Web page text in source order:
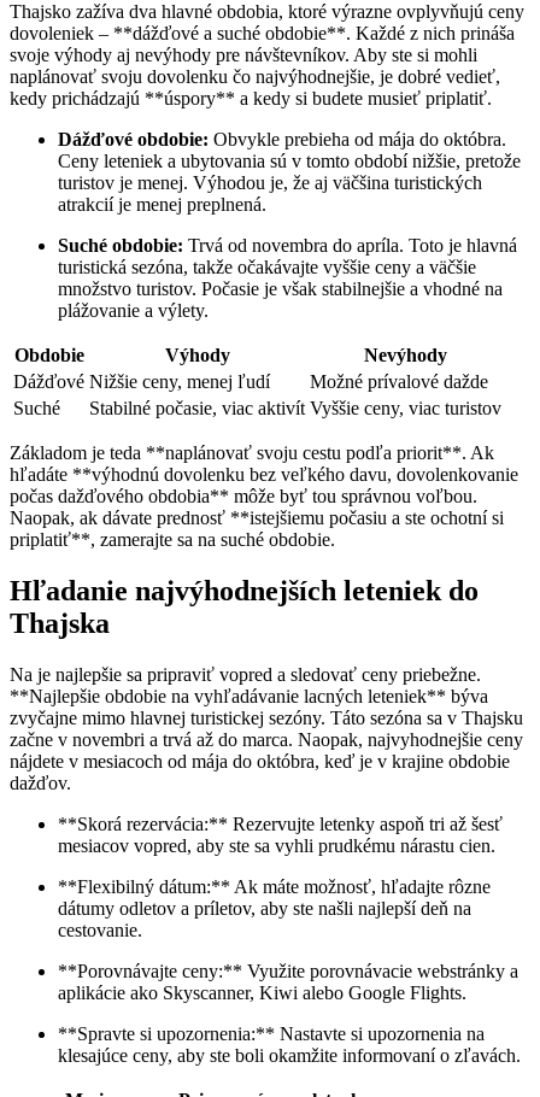
Thajsko zažíva dva hlavné obdobia, ktoré výrazne ovplyvňujú ceny
dovoleniek – **dážďové a suché obdobie**. Každé z nich prináša
svoje výhody aj nevýhody pre návštevníkov. Aby ste si mohli
naplánovať svoju dovolenku čo najvýhodnejšie, je dobré vedieť,
kedy prichádzajú **úspory** a kedy si budete musieť priplatiť.
Dážďové obdobie: Obvykle prebieha od mája do októbra.
Ceny leteniek a ubytovania sú v tomto období nižšie, pretože
turistov je menej. Výhodou je, že aj väčšina turistických
atrakcií je menej preplnená.
Suché obdobie: Trvá od novembra do apríla. Toto je hlavná
turistická sezóna, takže očakávajte vyššie ceny a väčšie
množstvo turistov. Počasie je však stabilnejšie a vhodné na
plážovanie a výlety.
Obdobie Výhody
Nevýhody
Dážďové Nižšie ceny, menej ľudí
Možné prívalové dažde
Suché
Stabilné počasie, viac aktivít Vyššie ceny, viac turistov
Základom je teda **naplánovať svoju cestu podľa priorit**. Ak
hľadáte **výhodnú dovolenku bez veľkého davu, dovolenkovanie
počas dažďového obdobia** môže byť tou správnou voľbou.
Naopak, ak dávate prednosť **istejšiemu počasiu a ste ochotní si
priplatiť**, zamerajte sa na suché obdobie.
Hľadanie najvýhodnejších leteniek do
Thajska
Na je najlepšie sa pripraviť vopred a sledovať ceny priebežne.
**Najlepšie obdobie na vyhľadávanie lacných leteniek** býva
zvyčajne mimo hlavnej turistickej sezóny. Táto sezóna sa v Thajsku
začne v novembri a trvá až do marca. Naopak, najvyhodnejšie ceny
nájdete v mesiacoch od mája do októbra, keď je v krajine obdobie
dažďov.
**Skorá rezervácia:** Rezervujte letenky aspoň tri až šesť
mesiacov vopred, aby ste sa vyhli prudkému nárastu cien.
**Flexibilný dátum:** Ak máte možnosť, hľadajte rôzne
dátumy odletov a príletov, aby ste našli najlepší deň na
cestovanie.
**Porovnávajte ceny:** Využite porovnávacie webstránky a
aplikácie ako Skyscanner, Kiwi alebo Google Flights.
**Spravte si upozornenia:** Nastavte si upozornenia na
klesajúce ceny, aby ste boli okamžite informovaní o zľavách.